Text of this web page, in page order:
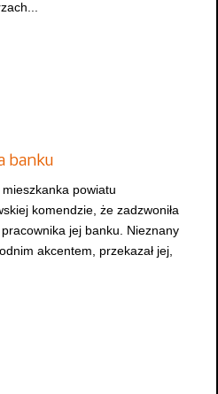
banku
powiatu
komendzie, że zadzwoniła
jej banku. Nieznany
akcentem, przekazał jej,